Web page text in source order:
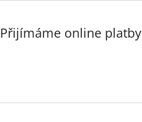
Přijímáme online platby